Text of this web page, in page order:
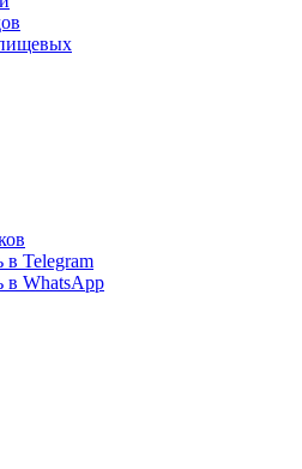
в Telegram
в WhatsApp